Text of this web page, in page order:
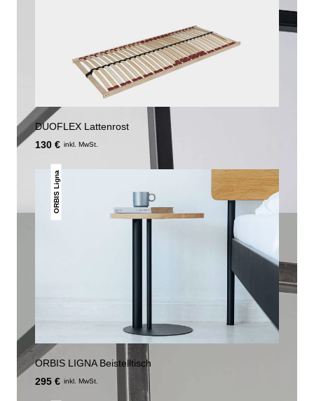
DUOFLEX Lattenrost
130 € inkl. MwSt.
ORBIS Ligna
ORBIS LIGNA Beistelltisch
295 € inkl. MwSt.